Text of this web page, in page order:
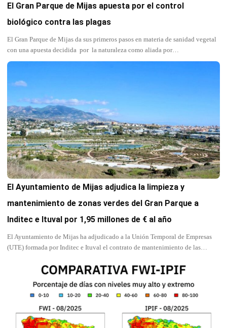
El Gran Parque de Mijas apuesta por el control
biológico contra las plagas
El Gran Parque de Mijas da sus primeros pasos en materia de sanidad vegetal
con una apuesta decidida por la naturaleza como aliada por…
El Ayuntamiento de Mijas adjudica la limpieza y
mantenimiento de zonas verdes del Gran Parque a
Inditec e Ituval por 1,95 millones de € al año
El Ayuntamiento de Mijas ha adjudicado a la Unión Temporal de Empresas
(UTE) formada por Inditec e Ituval el contrato de mantenimiento de las…